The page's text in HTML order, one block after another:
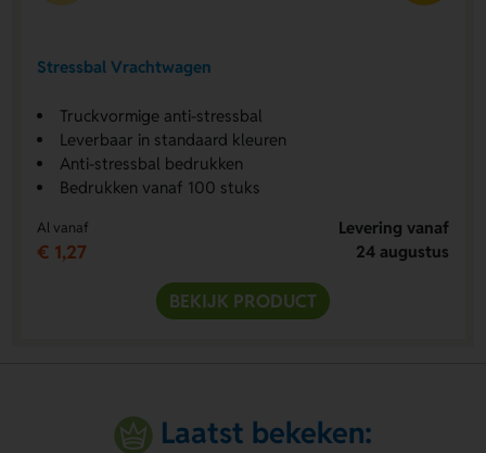
Stressbal Vrachtwagen
Truckvormige anti-stressbal
Leverbaar in standaard kleuren
Anti-stressbal bedrukken
Bedrukken vanaf 100 stuks
Al vanaf
€ 1,27
Levering vanaf
24 augustus
BEKIJK PRODUCT
Laatst bekeken: